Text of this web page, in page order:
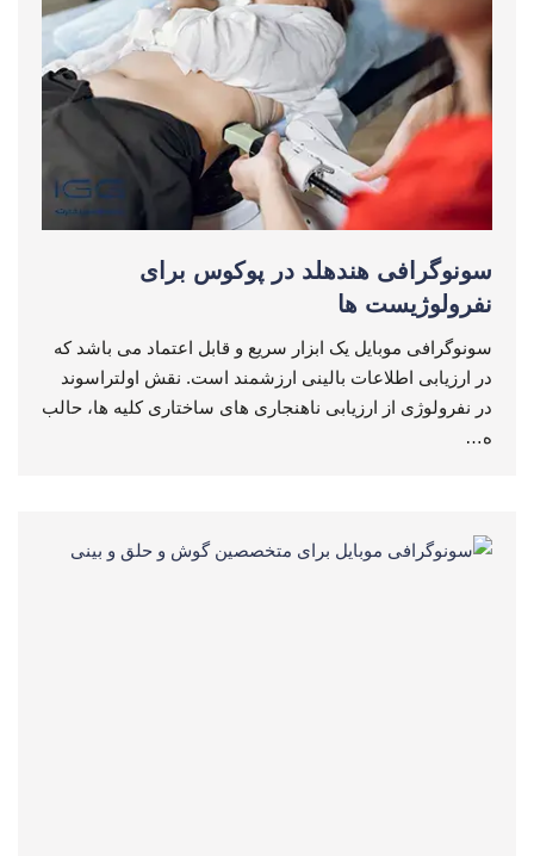
سونوگرافی هندهلد در پوکوس برای
نفرولوژیست ها
سونوگرافی موبایل یک ابزار سریع و قابل اعتماد می باشد که
در ارزیابی اطلاعات بالینی ارزشمند است. نقش اولتراسوند
در نفرولوژی از ارزیابی ناهنجاری های ساختاری کلیه ها، حالب
ه…